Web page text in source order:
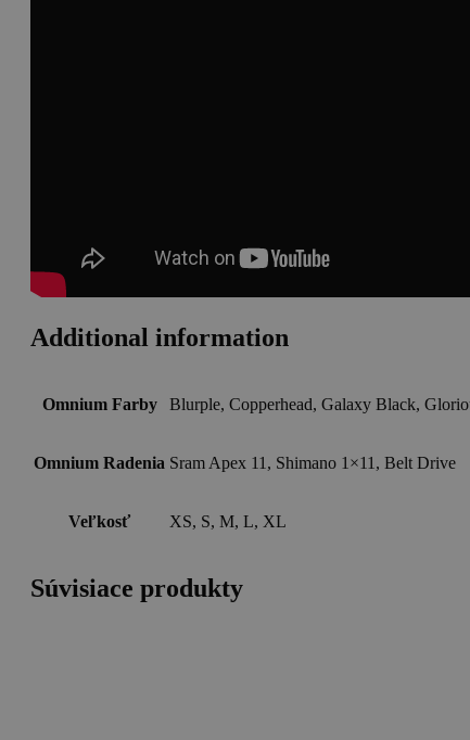
Additional information
Omnium Farby Blurple, Copperhead, Galaxy Black,
Omnium Radenia Sram Apex 11, Shimano 1×11, Belt Drive
Veľkosť XS, S, M, L, XL
Súvisiace produkty